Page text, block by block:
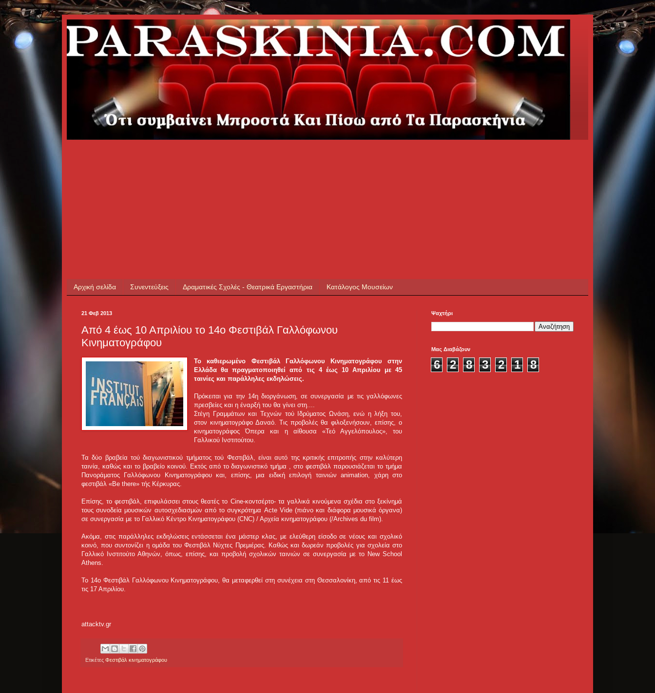
Αρχική σελίδα Συνεντεύξεις Δραματικές Σχολές - Θεατρικά Εργαστήρια Κατάλογος Μουσείων
21 Φεβ 2013
Από 4 έως 10 Απριλίου το 14ο Φεστιβάλ Γαλλόφωνου
Κινηματογράφου
Το καθιερωμένο Φεστιβάλ Γαλλόφωνου Κινηματογράφου στην
Ελλάδα θα πραγματοποιηθεί από τις 4 έως 10 Απριλίου με 45
ταινίες και παράλληλες εκδηλώσεις.
Πρόκειται για την 14η διοργάνωση, σε συνεργασία με τις γαλλόφωνες
πρεσβείες και η έναρξή του θα γίνει στη....
Στέγη Γραμμάτων και Τεχνών τού Ιδρύματος Ωνάση, ενώ η λήξη του,
στον κινηματογράφο Δαναό. Τις προβολές θα φιλοξενήσουν, επίσης, ο
κινηματογράφος Όπερα και η αίθουσα «Τεό Αγγελόπουλος», του
Γαλλικού Ινστιτούτου.
Τα δύο βραβεία τού διαγωνιστικού τμήματος τού Φεστιβάλ, είναι αυτό της κριτικής επιτροπής στην καλύτερη
ταινία, καθώς και το βραβείο κοινού. Εκτός από το διαγωνιστικό τμήμα , στο φεστιβάλ παρουσιάζεται το τμήμα
Πανοράματος Γαλλόφωνου Κινηματογράφου και, επίσης, μια ειδική επιλογή ταινιών animation, χάρη στο
φεστιβάλ «Be there» τής Κέρκυρας.
Επίσης, το φεστιβάλ, επιφυλάσσει στους θεατές το Cine-κοντσέρτο- τα γαλλικά κινούμενα σχέδια στο ξεκίνημά
τους συνοδεία μουσικών αυτοσχεδιασμών από το συγκρότημα Acte Vide (πιάνο και διάφορα μουσικά όργανα)
σε συνεργασία με το Γαλλικό Κέντρο Κινηματογράφου (CNC) / Αρχεία κινηματογράφου (/Archives du film).
Ακόμα, στις παράλληλες εκδηλώσεις εντάσσεται ένα μάστερ κλας, με ελεύθερη είσοδο σε νέους και σχολικό
κοινό, που συντονίζει η ομάδα του Φεστιβάλ Νύχτες Πρεμιέρας. Καθώς και δωρεάν προβολές για σχολεία στο
Γαλλικό Ινστιτούτο Αθηνών, όπως, επίσης, και προβολή σχολικών ταινιών σε συνεργασία με το New School
Athens.
Το 14ο Φεστιβάλ Γαλλόφωνου Κινηματογράφου, θα μεταφερθεί στη συνέχεια στη Θεσσαλονίκη, από τις 11 έως
τις 17 Απριλίου.
attacktv.gr
Ετικέτες Φεστιβάλ κινηματογράφου
Ψαχτήρι
Μας Διαβάζουν
6 2 8 3 2 1 8